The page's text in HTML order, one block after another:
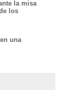
la misa
los
una